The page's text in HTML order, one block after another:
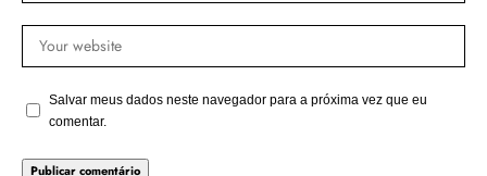
Salvar meus dados neste navegador para a próxima vez que eu
comentar.